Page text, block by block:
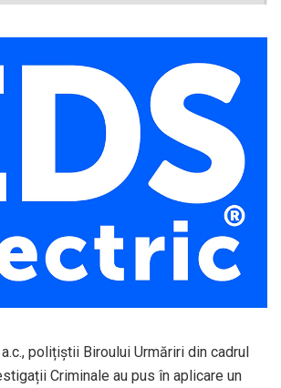
polițiștii Biroului Urmăriri din cadrul
Criminale au pus în aplicare un